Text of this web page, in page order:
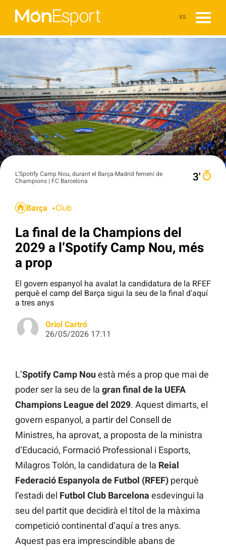
ES
L'Spotify Camp Nou, durant el Barça-Madrid femení de
Champions | FC Barcelona
3′
Barça Club
La final de la Champions del
2029 a l’Spotify Camp Nou, més
a prop
El govern espanyol ha avalat la candidatura de la RFEF
perquè el camp del Barça sigui la seu de la final d'aquí
a tres anys
Oriol Cartró
26/05/2026 17:11
L’Spotify Camp Nouestà més a prop que mai de
poder ser la seu de la gran final de la UEFA
Champions League del 2029. Aquest dimarts, el
govern espanyol, a partir del Consell de
Ministres, ha aprovat, a proposta de la ministra
d’Educació, Formació Professional i Esports,
Milagros Tolón, la candidatura de la Reial
Federació Espanyola de Futbol (RFEF) perquè
l’estadi del Futbol Club Barcelona esdevingui la
seu del partit que decidirà el títol de la màxima
competició continental d’aquí a tres anys.
Aquest pas era imprescindible abans de